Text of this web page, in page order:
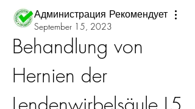
Администрация Рекомендует
September 15, 2023
Behandlung von
Hernien der